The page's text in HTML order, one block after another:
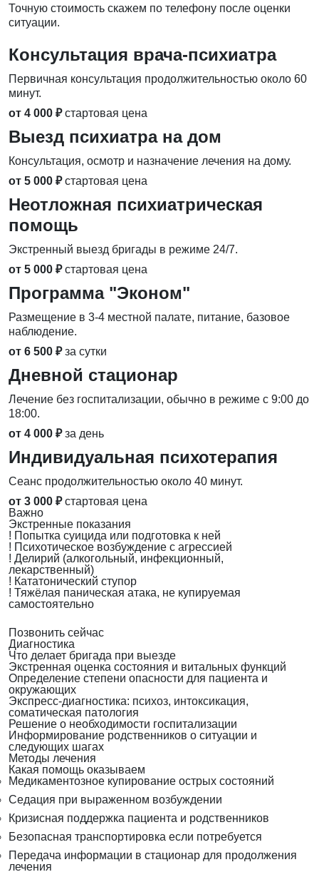
Точную стоимость скажем по телефону после оценки
ситуации.
Консультация врача-психиатра
Первичная консультация продолжительностью около 60
минут.
от 4 000 ₽ стартовая цена
Выезд психиатра на дом
Консультация, осмотр и назначение лечения на дому.
от 5 000 ₽ стартовая цена
Неотложная психиатрическая
помощь
Экстренный выезд бригады в режиме 24/7.
от 5 000 ₽ стартовая цена
Программа "Эконом"
Размещение в 3-4 местной палате, питание, базовое
наблюдение.
от 6 500 ₽ за сутки
Дневной стационар
Лечение без госпитализации, обычно в режиме с 9:00 до
18:00.
от 4 000 ₽ за день
Индивидуальная психотерапия
Сеанс продолжительностью около 40 минут.
от 3 000 ₽ стартовая цена
Важно
Экстренные показания
! Попытка суицида или подготовка к ней
! Психотическое возбуждение с агрессией
! Делирий (алкогольный, инфекционный,
лекарственный)
! Кататонический ступор
! Тяжёлая паническая атака, не купируемая
самостоятельно
Позвонить сейчас
Диагностика
Что делает бригада при выезде
Экстренная оценка состояния и витальных функций
Определение степени опасности для пациента и
окружающих
Экспресс-диагностика: психоз, интоксикация,
соматическая патология
Решение о необходимости госпитализации
Информирование родственников о ситуации и
следующих шагах
Методы лечения
Какая помощь оказываем
Медикаментозное купирование острых состояний
Седация при выраженном возбуждении
Кризисная поддержка пациента и родственников
Безопасная транспортировка если потребуется
Передача информации в стационар для продолжения
лечения